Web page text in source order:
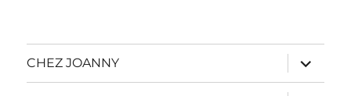
CHEZ JOANNY
ouvrir
le
sous-